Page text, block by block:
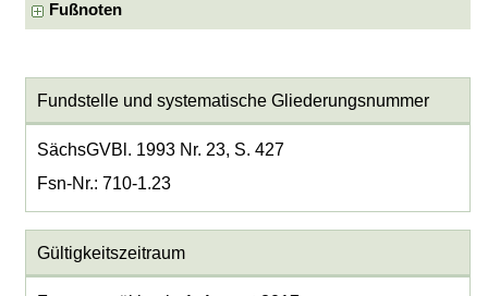
Fußnoten
Fundstelle und systematische Gliederungsnummer
SächsGVBl. 1993 Nr. 23, S. 427
Fsn-Nr.: 710-1.23
Gültigkeitszeitraum